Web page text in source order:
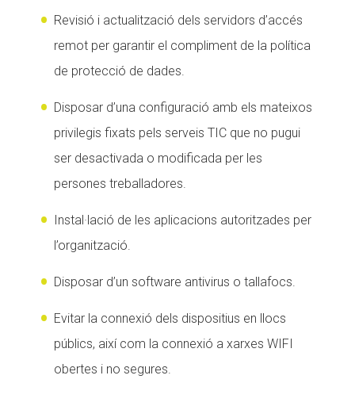
Revisió i actualització dels servidors d’accés
remot per garantir el compliment de la política
de protecció de dades.
Disposar d’una configuració amb els mateixos
privilegis fixats pels serveis TIC que no pugui
ser desactivada o modificada per les
persones treballadores.
Instal·lació de les aplicacions autoritzades per
l’organització.
Disposar d’un software antivirus o tallafocs.
Evitar la connexió dels dispositius en llocs
públics, així com la connexió a xarxes WIFI
obertes i no segures.